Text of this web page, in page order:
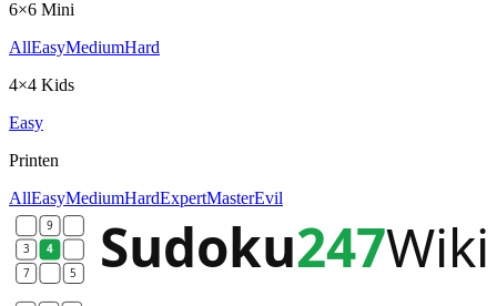
6×6 Mini
AllEasyMediumHard
4×4 Kids
Easy
Printen
AllEasyMediumHardExpertMasterEvil